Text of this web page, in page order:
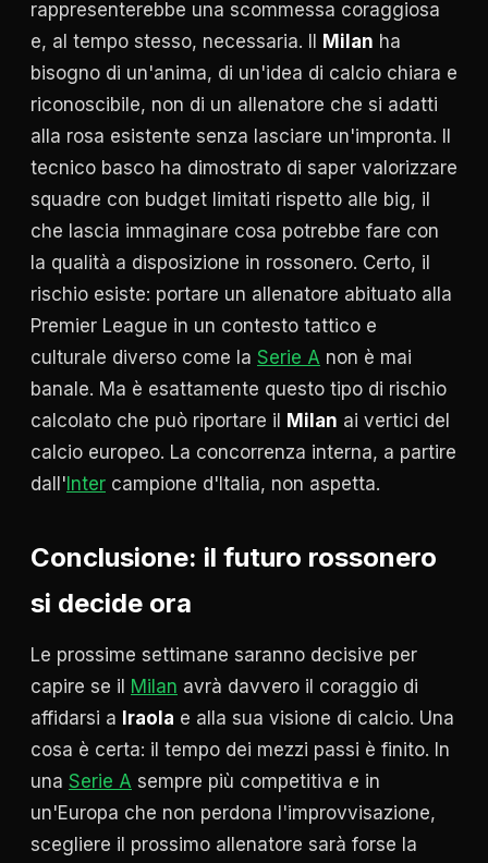
rappresenterebbe una scommessa coraggiosa
e, al tempo stesso, necessaria. Il
Milan ha
bisogno di un'anima, di un'idea di calcio chiara e
riconoscibile, non di un allenatore che si adatti
alla rosa esistente senza lasciare un'impronta. Il
tecnico basco ha dimostrato di saper valorizzare
squadre con budget limitati rispetto alle big, il
che lascia immaginare cosa potrebbe fare con
la qualità a disposizione in rossonero. Certo, il
rischio esiste: portare un allenatore abituato alla
Premier League in un contesto tattico e
culturale diverso come la Serie A non è mai
banale. Ma è esattamente questo tipo di rischio
calcolato che può riportare il
Milan ai vertici del
calcio europeo. La concorrenza interna, a partire
dall' Inter campione d'Italia, non aspetta.
Conclusione: il futuro rossonero
si decide ora
Le prossime settimane saranno decisive per
capire se il Milan avrà davvero il coraggio di
affidarsi a Iraola e alla sua visione di calcio. Una
cosa è certa: il tempo dei mezzi passi è finito. In
una Serie A sempre più competitiva e in
un'Europa che non perdona l'improvvisazione,
scegliere il prossimo allenatore sarà forse la